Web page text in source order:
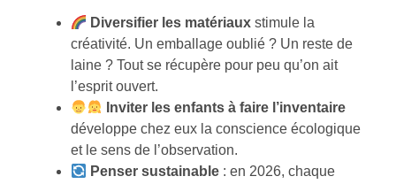
Diversifier les matériaux stimule la
créativité. Un emballage oublié ? Un reste de
laine ? Tout se récupère pour peu qu’on ait
l’esprit ouvert.
Inviter les enfants à faire l’inventaire
développe chez eux la conscience écologique
et le sens de l’observation.
Penser sustainable : en 2026, chaque